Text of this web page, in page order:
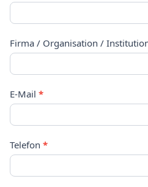
Firma / Organisation /
E-Mail *
Telefon *